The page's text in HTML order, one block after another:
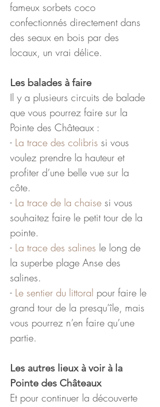
fameux sorbets coco
confectionnés directement dans
des seaux en bois par des
locaux, un vrai délice.
Les balades à faire
Il y a plusieurs circuits de balade
que vous pourrez faire sur la
Pointe des Châteaux :
- La trace des colibris si vous
voulez prendre la hauteur et
profiter d’une belle vue sur la
côte.
- La trace de la chaise si vous
souhaitez faire le petit tour de la
pointe.
- La trace des salines le long de
la superbe plage Anse des
salines.
- Le sentier du littoral pour faire le
grand tour de la presqu’île, mais
vous pourrez n’en faire qu’une
partie.
Les autres lieux à voir à la
Pointe des Châteaux
Et pour continuer la découverte